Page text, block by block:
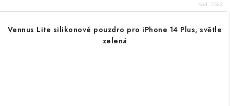
Kód: 7533
Vennus Lite silikonové pouzdro pro iPhone 14 Plus, světle
zelená